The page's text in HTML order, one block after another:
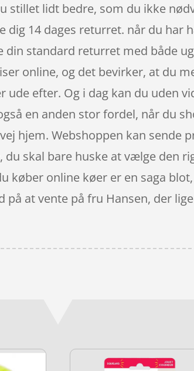
stillet lidt bedre, som du ikke
14 dages returret. når du har
standard returret med både
online, og det bevirker, at du
efter. Og i dag kan du uden
en anden stor fordel, når du
hjem. Webshoppen kan sende
skal bare huske at vælge den
køber online køer er en saga
at vente på fru Hansen, der